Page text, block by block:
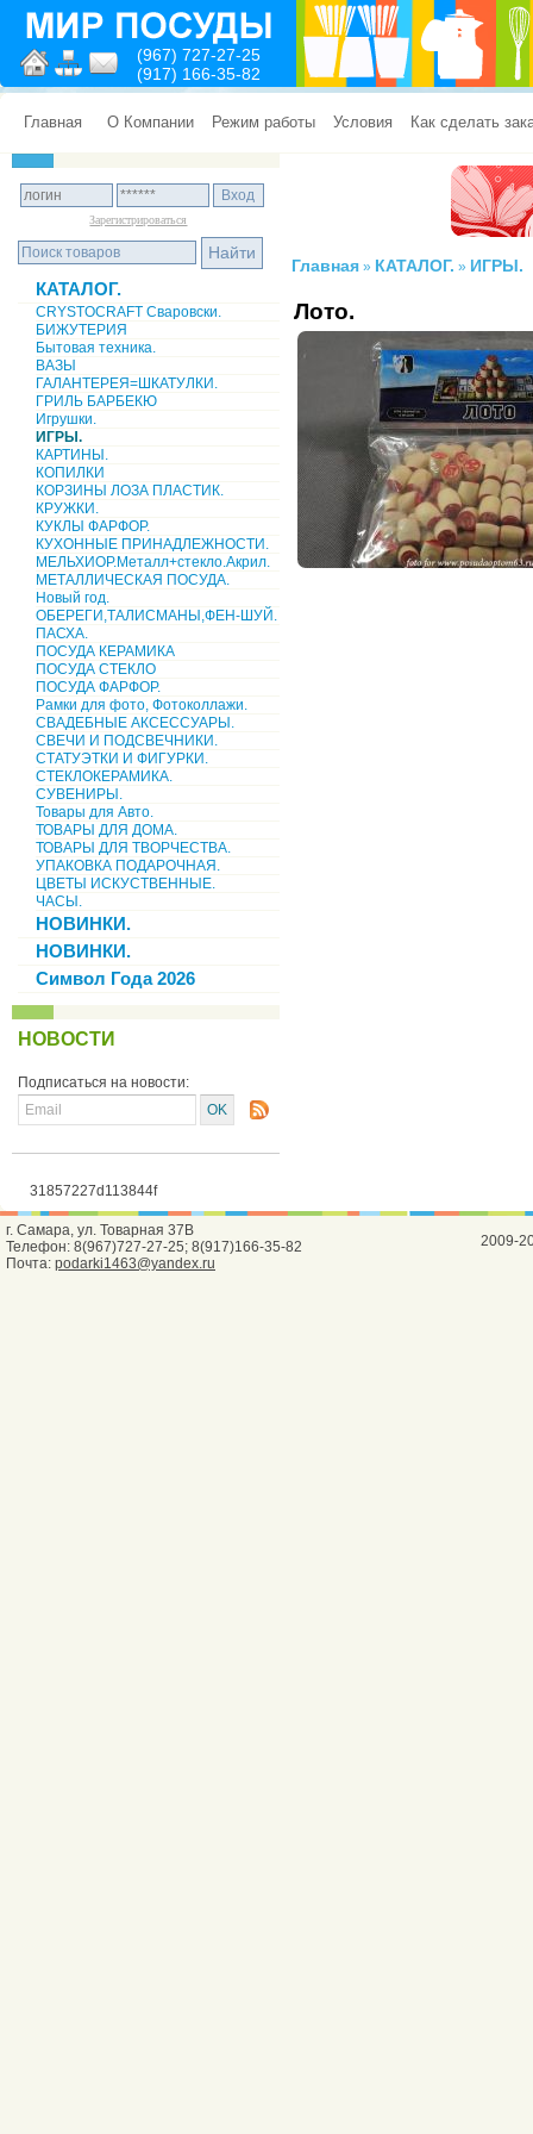
(967) 727-27-25
(917) 166-35-82
Главная О Компании Режим работы Условия Как сделать
Зарегистрироваться
КАТАЛОГ.
CRYSTOCRAFT Сваровски.
БИЖУТЕРИЯ
Бытовая техника.
ВАЗЫ
ГАЛАНТЕРЕЯ=ШКАТУЛКИ.
ГРИЛЬ БАРБЕКЮ
Игрушки.
ИГРЫ.
КАРТИНЫ.
КОПИЛКИ
КОРЗИНЫ ЛОЗА ПЛАСТИК.
КРУЖКИ.
КУКЛЫ ФАРФОР.
КУХОННЫЕ ПРИНАДЛЕЖНОСТИ.
МЕЛЬХИОР.Металл+стекло.Акрил.
МЕТАЛЛИЧЕСКАЯ ПОСУДА.
Новый год.
ОБЕРЕГИ,ТАЛИСМАНЫ,ФЕН-ШУЙ.
ПАСХА.
ПОСУДА КЕРАМИКА
ПОСУДА СТЕКЛО
ПОСУДА ФАРФОР.
Рамки для фото, Фотоколлажи.
СВАДЕБНЫЕ АКСЕССУАРЫ.
СВЕЧИ И ПОДСВЕЧНИКИ.
СТАТУЭТКИ И ФИГУРКИ.
СТЕКЛОКЕРАМИКА.
СУВЕНИРЫ.
Товары для Авто.
ТОВАРЫ ДЛЯ ДОМА.
ТОВАРЫ ДЛЯ ТВОРЧЕСТВА.
УПАКОВКА ПОДАРОЧНАЯ.
ЦВЕТЫ ИСКУСТВЕННЫЕ.
ЧАСЫ.
НОВИНКИ.
НОВИНКИ.
Символ Года 2026
НОВОСТИ
Подписаться на новости:
31857227d113844f
Главная » КАТАЛОГ. » ИГРЫ.
Лото.
г. Самара, ул. Товарная 37В
Телефон: 8(967)727-27-25; 8(917)166-35-82
Почта: podarki1463@yandex.ru
2009-